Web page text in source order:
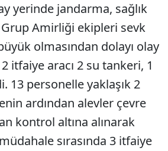
yerinde jandarma, sağlık
Amirliği ekipleri sevk
olmasından dolayı olay
itfaiye aracı 2 su tankeri, 1
13 personelle yaklaşık 2
ardından alevler çevre
kontrol altına alınarak
sırasında 3 itfaiye